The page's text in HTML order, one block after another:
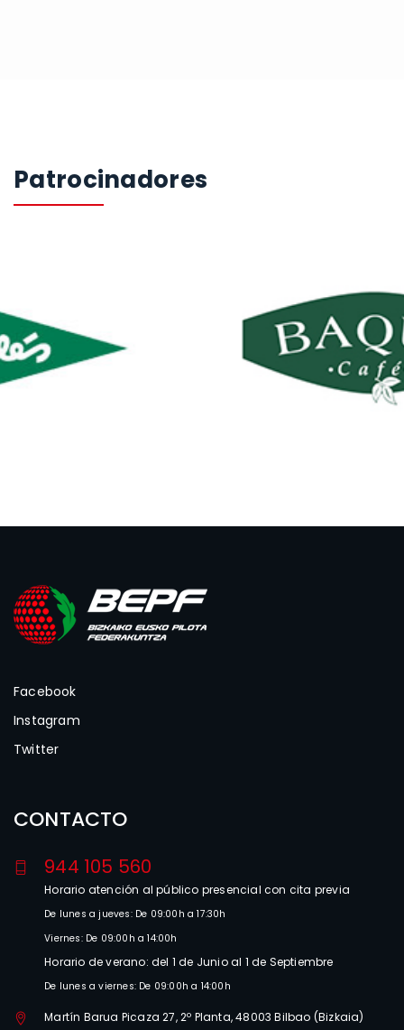
Patrocinadores
Facebook
Instagram
Twitter
CONTACTO
944 105 560
Horario atención al público presencial con cita previa
De lunes a jueves: De 09:00h a 17:30h
Viernes: De 09:00h a 14:00h
Horario de verano: del 1 de Junio al 1 de Septiembre
De lunes a viernes: De 09:00h a 14:00h
Martín Barua Picaza 27, 2º Planta, 48003 Bilbao (Bizkaia)